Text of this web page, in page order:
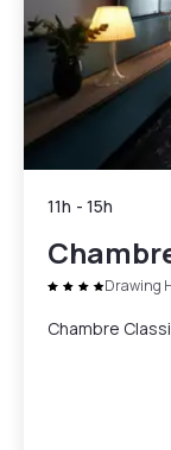
11h - 15h
Drawing
Chambre